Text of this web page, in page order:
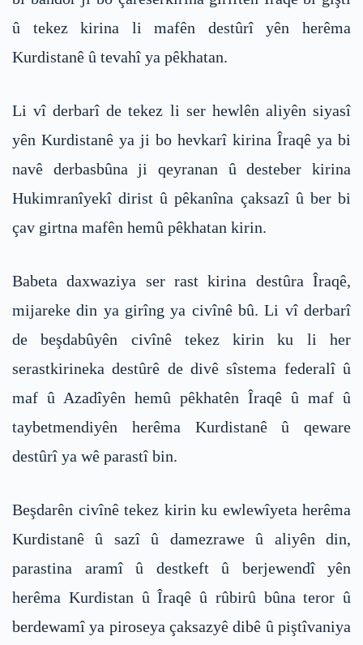
û tekez kirina li mafên destûrî yên herêma
Kurdistanê û tevahî ya pêkhatan.
Li vî derbarî de tekez li ser hewlên aliyên siyasî
yên Kurdistanê ya ji bo hevkarî kirina Îraqê ya bi
navê derbasbûna ji qeyranan û desteber kirina
Hukimranîyekî dirist û pêkanîna çaksazî û ber bi
çav girtna mafên hemû pêkhatan kirin.
Babeta daxwaziya ser rast kirina destûra Îraqê,
mijareke din ya girîng ya civînê bû. Li vî derbarî
de beşdabûyên civînê tekez kirin ku li her
serastkirineka destûrê de divê sîstema federalî û
maf û Azadîyên hemû pêkhatên Îraqê û maf û
taybetmendiyên herêma Kurdistanê û qeware
destûrî ya wê parastî bin.
Beşdarên civînê tekez kirin ku ewlewîyeta herêma
Kurdistanê û sazî û damezrawe û aliyên din,
parastina aramî û destkeft û berjewendî yên
herêma Kurdistan û Îraqê û rûbirû bûna teror û
berdewamî ya piroseya çaksazyê dibê û piştîvaniya